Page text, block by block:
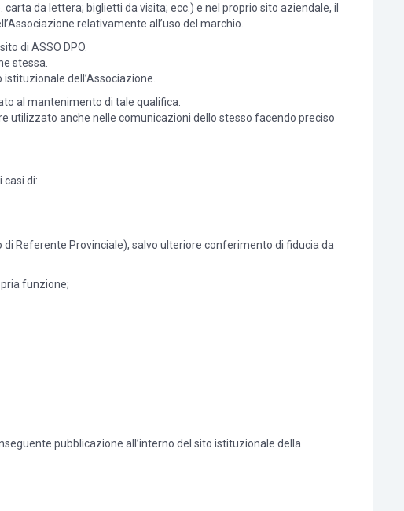
da lettera; biglietti da visita; ecc.) e nel proprio sito aziendale, il
relativamente all’uso del marchio.
di ASSO DPO.
stessa.
dell’Associazione.
al mantenimento di tale qualifica.
utilizzato anche nelle comunicazioni dello stesso facendo preciso
di:
Referente Provinciale), salvo ulteriore conferimento di fiducia da
funzione;
pubblicazione all’interno del sito istituzionale della